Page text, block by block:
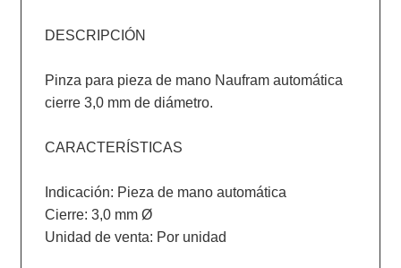
DESCRIPCIÓN
Pinza para pieza de mano Naufram automática
cierre 3,0 mm de diámetro.
CARACTERÍSTICAS
Indicación: Pieza de mano automática
Cierre: 3,0 mm Ø